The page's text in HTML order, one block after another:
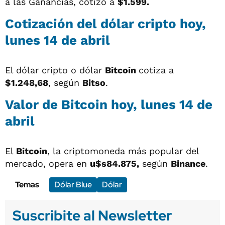
Cotización del dólar cripto hoy,
lunes 14 de abril
El dólar cripto o dólar Bitcoin cotiza a
$1.248,68, según Bitso.
Valor de Bitcoin hoy, lunes 14 de
abril
El Bitcoin, la criptomoneda más popular del
mercado, opera en u$s84.875, según Binance.
Temas
Dólar Blue Dólar
Suscribite al Newsletter